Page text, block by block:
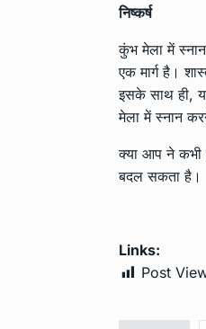
निष्कर्ष
कुंभ मेला में
एक मार्ग है।
इसके साथ ही,
मेला में स्नान
क्या आप ने कभी
बदल सकता है।
Links:
Post